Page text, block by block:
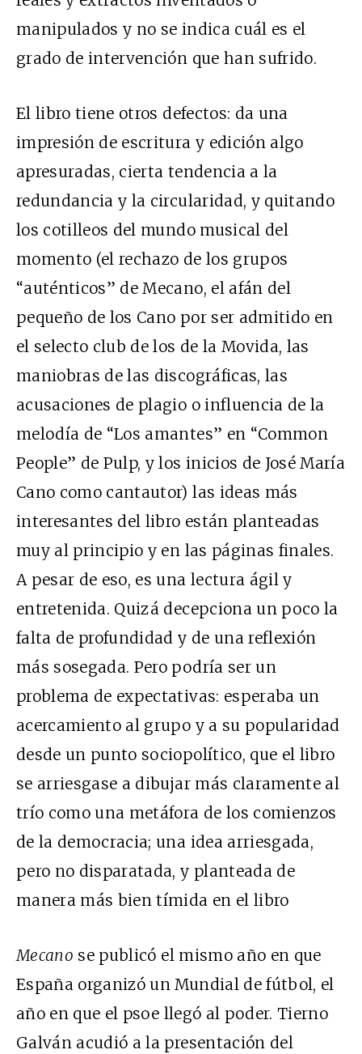
manipulados y no se indica cuál es el
grado de intervención que han sufrido.
El libro tiene otros defectos: da una
impresión de escritura y edición algo
apresuradas, cierta tendencia a la
redundancia y la circularidad, y quitando
los cotilleos del mundo musical del
momento (el rechazo de los grupos
“auténticos” de Mecano, el afán del
pequeño de los Cano por ser admitido en
el selecto club de los de la Movida, las
maniobras de las discográficas, las
acusaciones de plagio o influencia de la
melodía de “Los amantes” en “Common
People” de Pulp, y los inicios de José María
Cano como cantautor) las ideas más
interesantes del libro están planteadas
muy al principio y en las páginas finales.
A pesar de eso, es una lectura ágil y
entretenida. Quizá decepciona un poco la
falta de profundidad y de una reflexión
más sosegada. Pero podría ser un
problema de expectativas: esperaba un
acercamiento al grupo y a su popularidad
desde un punto sociopolítico, que el libro
se arriesgase a dibujar más claramente al
trío como una metáfora de los comienzos
de la democracia; una idea arriesgada,
pero no disparatada, y planteada de
manera más bien tímida en el libro
Mecano se publicó el mismo año en que
España organizó un Mundial de fútbol, el
año en que el psoe llegó al poder. Tierno
Galván acudió a la presentación del